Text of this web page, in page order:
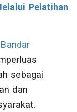
Pelatihan
sebagai
dan